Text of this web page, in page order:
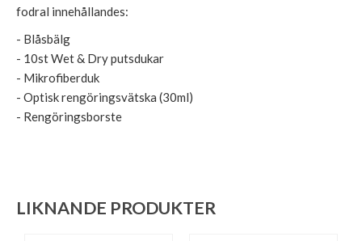
fodral innehållandes:
- Blåsbälg
- 10st Wet & Dry putsdukar
- Mikrofiberduk
- Optisk rengöringsvätska (30ml)
- Rengöringsborste
LIKNANDE PRODUKTER